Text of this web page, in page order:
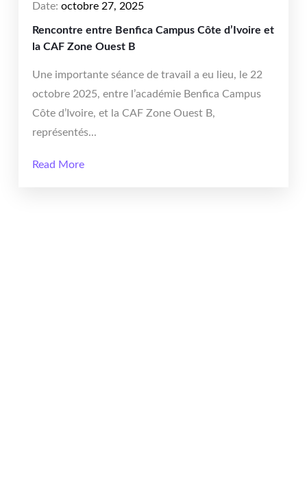
Date: octobre 27, 2025
Rencontre entre Benfica Campus Côte d’Ivoire et
la CAF Zone Ouest B
Une importante séance de travail a eu lieu, le 22
octobre 2025, entre l’académie Benfica Campus
Côte d’Ivoire, et la CAF Zone Ouest B,
représentés...
Read More